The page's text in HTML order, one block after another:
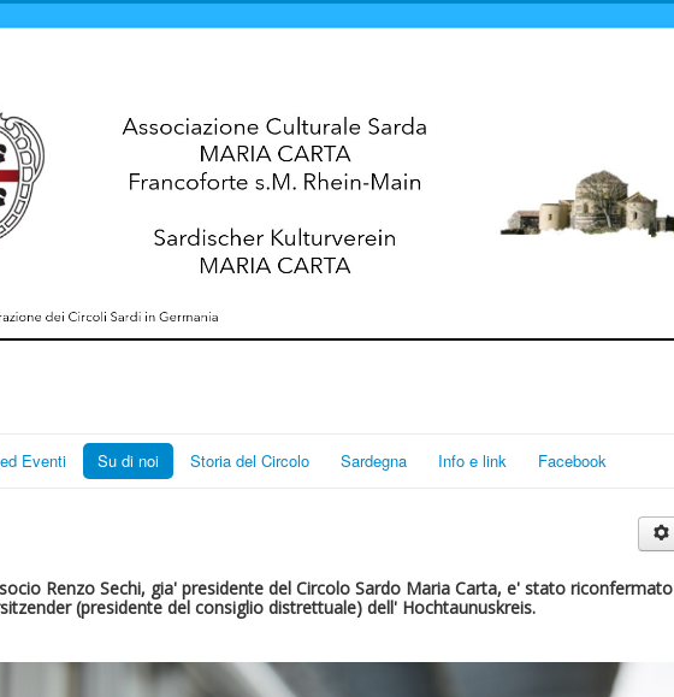
Eventi Su di noi Storia del Circolo Sardegna Info e link Facebook
Renzo Sechi, gia' presidente del Circolo Sardo Maria Carta, e' stato riconfermato
(presidente del consiglio distrettuale) dell' Hochtaunuskreis.